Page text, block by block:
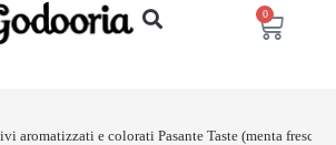
0
aromatizzati e colorati Pasante Taste (menta